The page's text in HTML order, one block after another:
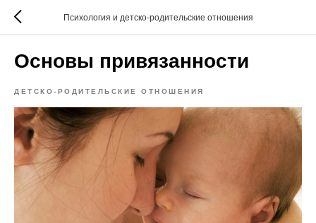
Психология и детско-родительские отношения
Основы привязанности
ДЕТСКО-РОДИТЕЛЬСКИЕ ОТНОШЕНИЯ